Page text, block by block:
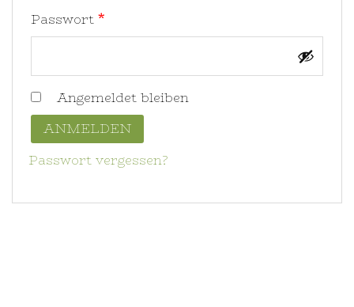
Passwort *Erforderlich
Angemeldet bleiben
ANMELDEN
Passwort vergessen?